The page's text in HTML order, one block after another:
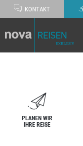
KONTAKT
PLANEN WIR
IHRE REISE